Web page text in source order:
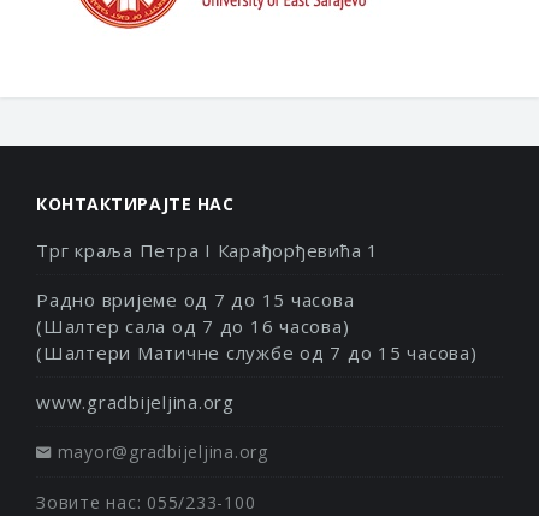
КОНТАКТИРАЈТЕ НАС
Трг краља Петра I Карађорђевића 1
Радно вријеме од 7 до 15 часова
(Шалтер сала од 7 до 16 часова)
(Шалтери Матичне службе од 7 до 15 часова)
www.gradbijeljina.org
mayor@gradbijeljina.org
Зовите нас: 055/233-100